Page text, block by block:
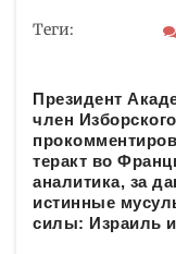
Теги:
Президент
член
теракт во
аналитика, за
истинные
силы: Израиль